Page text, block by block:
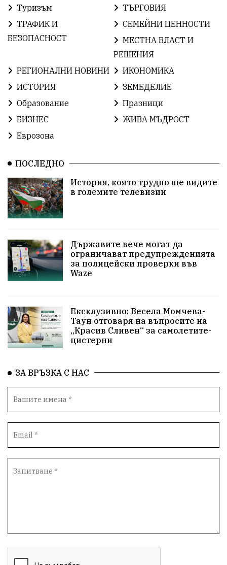
ИсторияНаБългария Иновации САЩ
БългарскаГордост Твърдица ВиКСливен
ЦветомирПетков
Хасково ОбщинаСливен Легенда
ПътнаБезопасност
Надежда УрсулаФонДерЛайен Обединение
ПетърПетров
НародноСъбрание Варна Родителство
Великобритания СелинКларънс
България2025 ИкономикаНаСъпротивата
Дарение Общност ИсторическиПарк
Космос ВоднаКриза
Безопастност
БъдещевБългария ДостойнаБългария
Медицина Пожари КултурноНаследство
истина ПравоНаГлас
БългарскиСпорт
Туризъм
ТЪРГОВИЯ
ТРАФИК И
БЕЗОПАСНОСТ
СЕМЕЙНИ ЦЕННОСТИ
МЕСТНА ВЛАСТ И
РЕШЕНИЯ
РЕГИОНАЛНИ НОВИНИ
ИКОНОМИКА
ИСТОРИЯ
ЗЕМЕДЕЛИЕ
Образование
Празници
БИЗНЕС
ЖИВА МЪДРОСТ
Еврозона
ПОСЛЕДНО
История, която трудно ще видите
в големите телевизии
Държавите вече могат да
ограничават предупрежденията
за полицейски проверки във
Waze
Ексклузивно: Весела Момчева-
Таун отговаря на въпросите на
„Красив Сливен“ за самолетите-
цистерни
ЗА ВРЪЗКА С НАС